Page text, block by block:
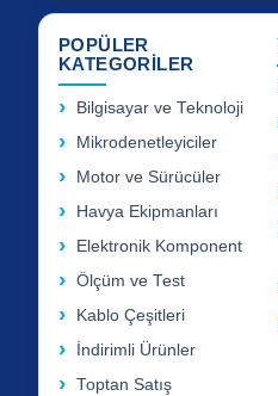
POPÜLER
KATEGORİLER
Bilgisayar ve Teknoloji
Mikrodenetleyiciler
Motor ve Sürücüler
Havya Ekipmanları
Elektronik Komponent
Ölçüm ve Test
Kablo Çeşitleri
İndirimli Ürünler
Toptan Satış